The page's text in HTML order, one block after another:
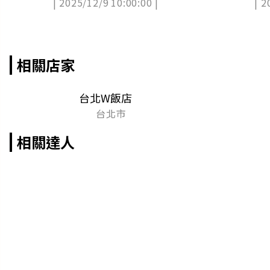
相關店家
台北W飯店
台北市
相關達人